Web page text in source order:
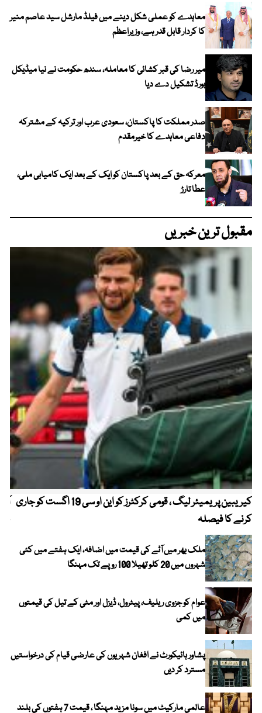
معاہدے کو عملی شکل دینے میں فیلڈ مارشل سید عاصم منیر
کا کردار قابل قدر ہے، وزیراعظم
میر رضا کی قبر کشائی کا معاملہ، سندھ حکومت نے نیا میڈیکل
بورڈ تشکیل دے دیا
صدر مملکت کا پاکستان، سعودی عرب اور ترکیہ کے مشترکہ
دفاعی معاہدے کا خیرمقدم
معرکہ حق کے بعد پاکستان کو ایک کے بعد ایک کامیابی ملی،
عطا تارڑ
مقبول ترین خبریں
کیریبین پریمیئر لیگ ، قومی کرکٹرز کو این او سی 19 اگست کو جاری
کرنے کا فیصلہ
ملک بھر میں آٹے کی قیمت میں اضافہ، ایک ہفتے میں کئی
شہروں میں 20 کلو تھیلا 100 روپے تک مہنگا
عوام کو جزوی ریلیف، پیٹرول، ڈیزل اور مٹی کے تیل کی قیمتوں
میں کمی
پشاور ہائیکورٹ نے افغان شہریوں کی عارضی قیام کی درخواستیں
مسترد کر دیں
عالمی مارکیٹ میں سونا مزید مہنگا ، قیمت 7 ہفتوں کی بلند